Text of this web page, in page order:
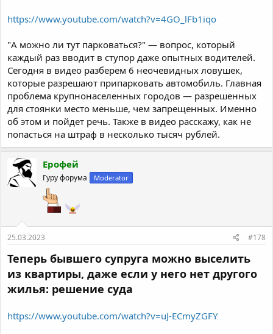
https://www.youtube.com/watch?v=4GO_lFb1iqo
"А можно ли тут парковаться?" — вопрос, который
каждый раз вводит в ступор даже опытных водителей.
Сегодня в видео разберем 6 неочевидных ловушек,
которые разрешают припарковать автомобиль. Главная
проблема крупнонаселенных городов — разрешенных
для стоянки место меньше, чем запрещенных. Именно
об этом и пойдет речь. Также в видео расскажу, как не
попасться на штраф в несколько тысяч рублей.
Ерофей
Гуру форума Moderator
25.03.2023 #178
Теперь бывшего супруга можно выселить
из квартиры, даже если у него нет другого
жилья: решение суда
https://www.youtube.com/watch?v=uJ-ECmyZGFY